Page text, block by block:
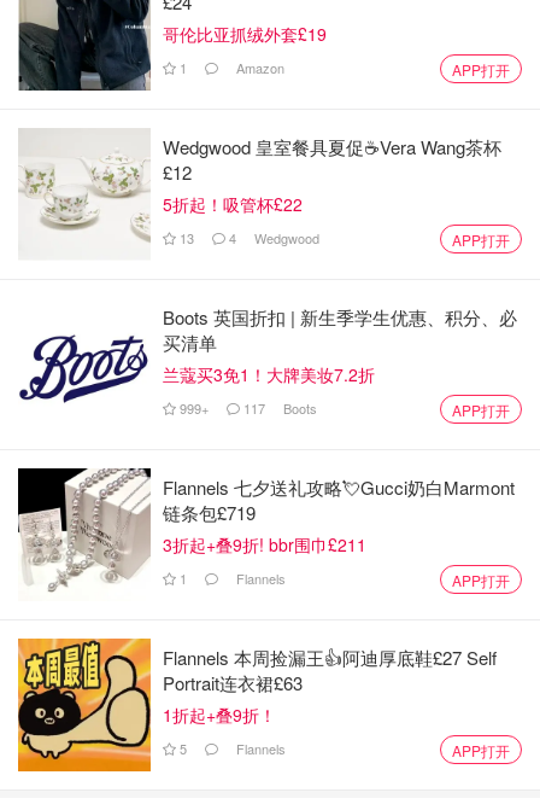
哥伦比亚抓绒外套£19
1 Amazon APP打开
Wedgwood 皇室餐具夏促☕️Vera Wang茶杯
£12
5折起！吸管杯£22
13 4 Wedgwood APP打开
Boots 英国折扣 | 新生季学生优惠、积分、必
买清单
兰蔻买3免1！大牌美妆7.2折
999+ 117 Boots APP打开
Flannels 七夕送礼攻略💘Gucci奶白Marmont
链条包£719
3折起+叠9折! bbr围巾£211
1 Flannels APP打开
Flannels 本周捡漏王👍阿迪厚底鞋£27 Self
Portrait连衣裙£63
1折起+叠9折！
5 Flannels APP打开